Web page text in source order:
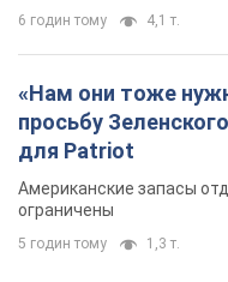
6 годин тому 4,1 т.
«Нам они тоже
просьбу
для Patriot
Американские запасы
ограничены
5 годин тому 1,3 т.